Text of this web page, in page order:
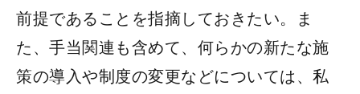
前提であることを指摘しておきたい。ま
た、手当関連も含めて、何らかの新たな施
策の導入や制度の変更などについては、私